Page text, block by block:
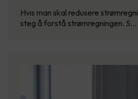
Hvis man skal redusere
steg å forstå strømregningen. S…